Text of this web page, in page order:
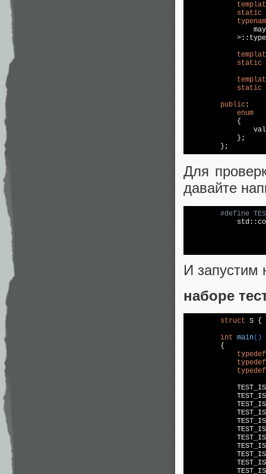
static
	    >::
static
static
public:
enum
Для
давайте
#define
std ::
И
наборе
struct S {
int main()
{
typedef
typedef
typedef